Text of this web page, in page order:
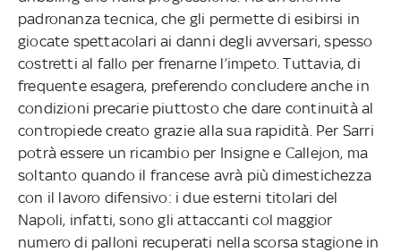
padronanza tecnica, che gli permette di esibirsi in
giocate spettacolari ai danni degli avversari, spesso
costretti al fallo per frenarne l’impeto. Tuttavia, di
frequente esagera, preferendo concludere anche in
condizioni precarie piuttosto che dare continuità al
contropiede creato grazie alla sua rapidità. Per Sarri
potrà essere un ricambio per Insigne e Callejon, ma
soltanto quando il francese avrà più dimestichezza
con il lavoro difensivo: i due esterni titolari del
Napoli, infatti, sono gli attaccanti col maggior
numero di palloni recuperati nella scorsa stagione in